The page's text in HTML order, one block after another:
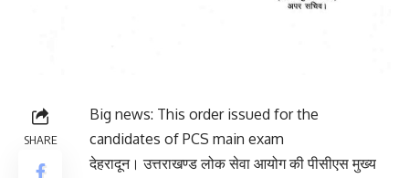
SHARE
Big news: This order issued for the
candidates of PCS main exam
देहरादून। उत्तराखण्ड लोक सेवा आयोग की पीसीएस मुख्य